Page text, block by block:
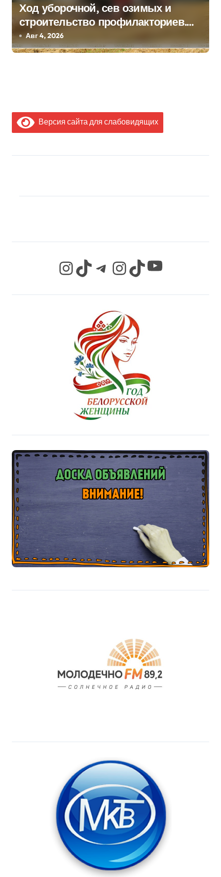
Ход уборочной, сев озимых и
строительство профилакториев.
Лукашенко заслушал доклад главы
Минсельхозпрода
Авг 4, 2026
Версия сайта для слабовидящих
InstagramTikTok Telegram InstagramTikTok YouTube